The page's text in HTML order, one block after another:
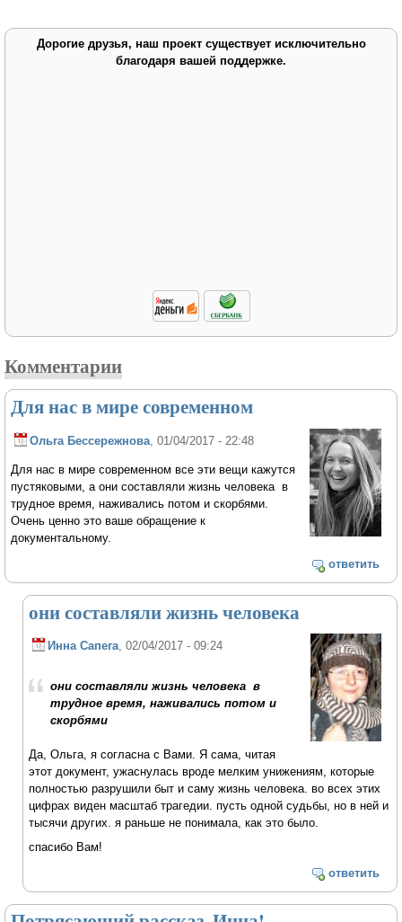
Дорогие друзья, наш проект существует исключительно
благодаря вашей поддержке.
Комментарии
Для нас в мире современном
Ольга Бессережнова , 01/04/2017 - 22:48
Для нас в мире современном все эти вещи кажутся
пустяковыми, а они составляли жизнь человека в
трудное время, наживались потом и скорбями.
Очень ценно это ваше обращение к
документальному.
ответить
они составляли жизнь человека
Инна Сапега, 02/04/2017 - 09:24
они составляли жизнь человека в
трудное время, наживались потом и
скорбями
Да, Ольга, я согласна с Вами. Я сама, читая
этот документ, ужаснулась вроде мелким унижениям, которые
полностью разрушили быт и саму жизнь человека. во всех этих
цифрах виден масштаб трагедии. пусть одной судьбы, но в ней и
тысячи других. я раньше не понимала, как это было.
спасибо Вам!
ответить